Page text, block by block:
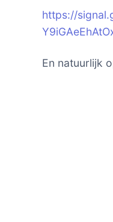
https://
En natuurlijk